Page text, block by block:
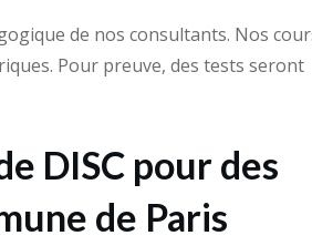
de nos consultants. Nos
Pour preuve, des tests seront
DISC pour des
de Paris